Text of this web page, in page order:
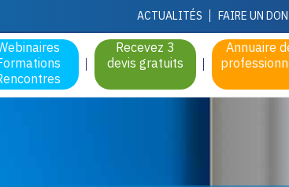
ACTUALITÉS FAIRE UN DON
Recevez 3
devis gratuits
Annuaire